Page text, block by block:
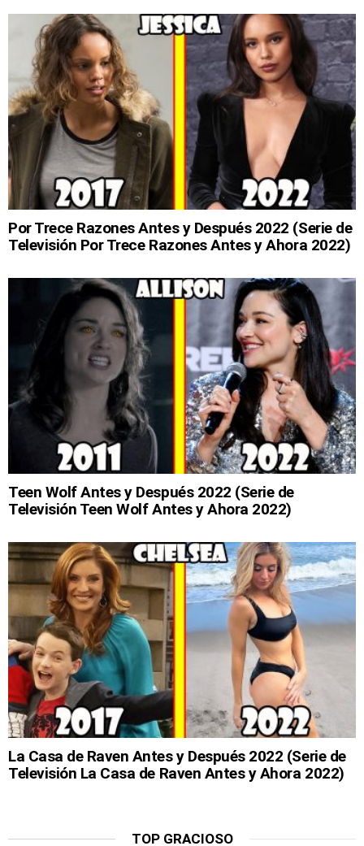
Por Trece Razones Antes y Después 2022 (Serie de
Televisión Por Trece Razones Antes y Ahora 2022)
Teen Wolf Antes y Después 2022 (Serie de
Televisión Teen Wolf Antes y Ahora 2022)
La Casa de Raven Antes y Después 2022 (Serie de
Televisión La Casa de Raven Antes y Ahora 2022)
TOP GRACIOSO